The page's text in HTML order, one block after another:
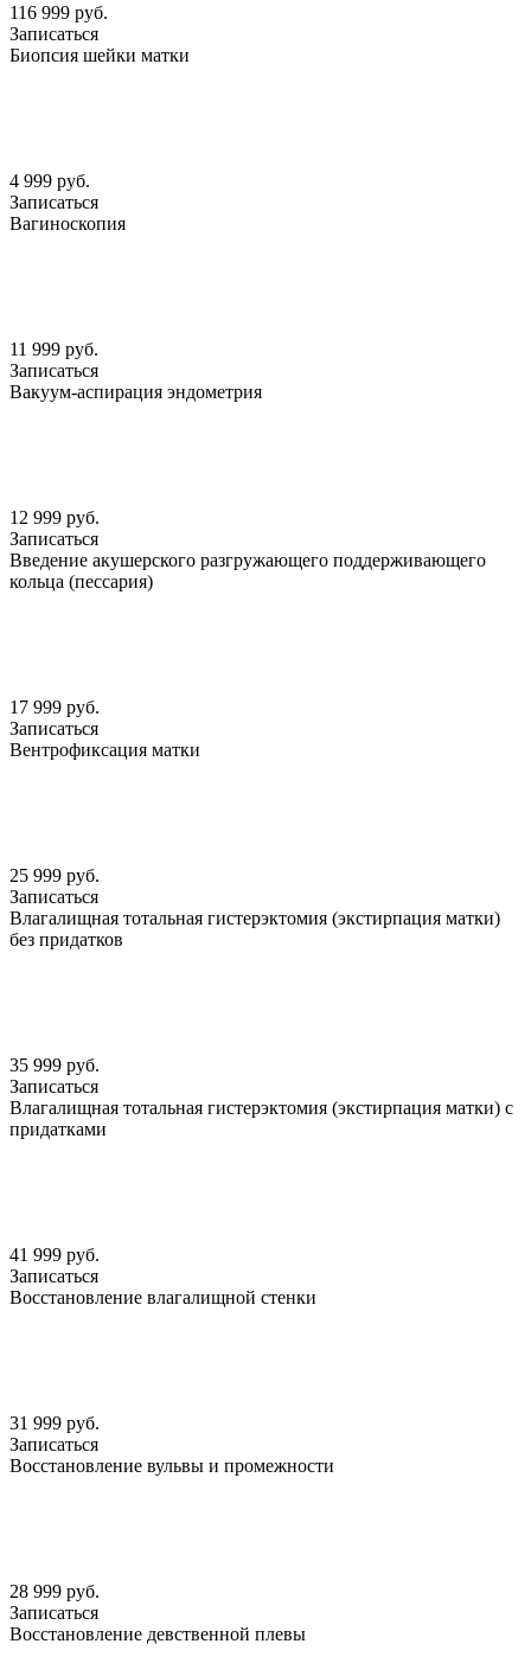
116 999 руб.
Записаться
Биопсия шейки матки
4 999 руб.
Записаться
Вагиноскопия
11 999 руб.
Записаться
Вакуум-аспирация эндометрия
12 999 руб.
Записаться
Введение акушерского разгружающего поддерживающего
кольца (пессария)
17 999 руб.
Записаться
Вентрофиксация матки
25 999 руб.
Записаться
Влагалищная тотальная гистерэктомия (экстирпация матки)
без придатков
35 999 руб.
Записаться
Влагалищная тотальная гистерэктомия (экстирпация матки) с
придатками
41 999 руб.
Записаться
Восстановление влагалищной стенки
31 999 руб.
Записаться
Восстановление вульвы и промежности
28 999 руб.
Записаться
Восстановление девственной плевы